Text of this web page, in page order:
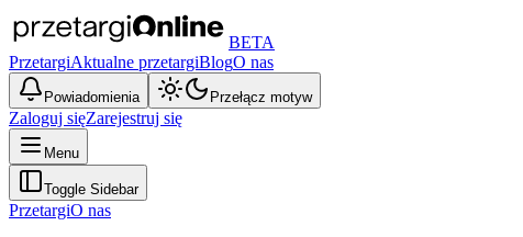
BETA
PrzetargiAktualne przetargiBlogO nas
Powiadomienia Przełącz motyw
Zaloguj sięZarejestruj się
Menu
Toggle Sidebar
PrzetargiO nas